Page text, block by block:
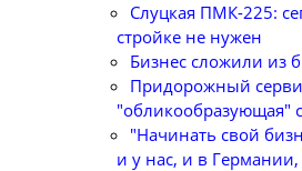
Слуцкая ПМК-225:
стройке не нужен
Бизнес сложили из
Придорожный
"обликообразующая"
"Начинать свой
и у нас, и в